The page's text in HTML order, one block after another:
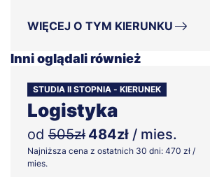
WIĘCEJ O TYM KIERUNKU
Inni oglądali również
STUDIA II STOPNIA - KIERUNEK
Logistyka
od 505zł 484zł / mies.
Najniższa cena z ostatnich 30 dni: 470 zł /
mies.